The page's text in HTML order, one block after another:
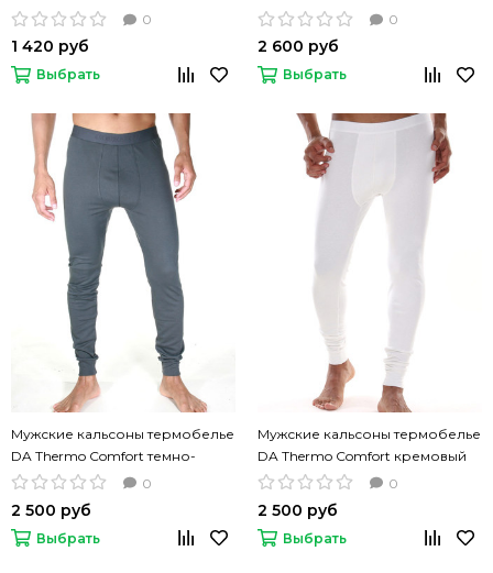
черный цвет
0
1 420 руб
Выбрать
Comfort черный цвет
0
2 600 руб
Выбрать
Мужские кальсоны термобелье
DA Thermo Comfort темно-
серый цвет
0
2 500 руб
Выбрать
Мужские кальсоны термобелье
DA Thermo Comfort кремовый
цвет
0
2 500 руб
Выбрать